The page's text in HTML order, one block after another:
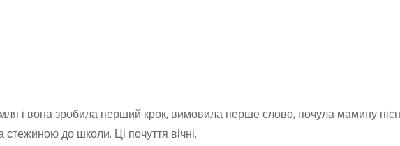
і вона зробила перший крок, вимовила перше слово, почула мамину
до школи. Ці почуття вічні.